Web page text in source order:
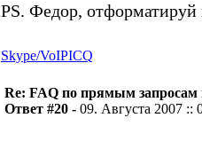
PS. Федор,
Skype/VoIPICQ
Re: FAQ по прямым
Ответ #20 - 09. Августа 2007 ::